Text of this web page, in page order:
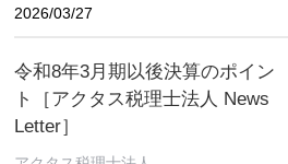
2026/03/27
令和8年3月期以後決算のポイン
ト［アクタス税理士法人 News
Letter］